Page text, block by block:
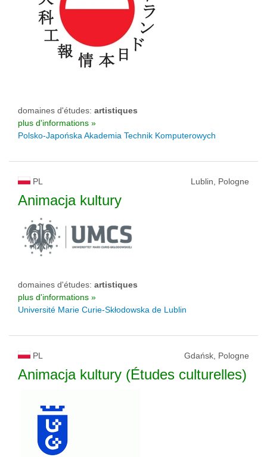
domaines d'études: artistiques
plus d'informations »
Polsko-Japońska Akademia Technik Komputerowych
PL Lublin, Pologne
Animacja kultury
domaines d'études: artistiques
plus d'informations »
Université Marie Curie-Skłodowska de Lublin
PL Gdańsk, Pologne
Animacja kultury (Études culturelles)